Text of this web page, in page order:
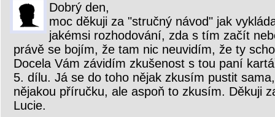
Dobrý den,
moc děkuji za "stručný návod" jak
jakémsi rozhodování, zda s tím začít
právě se bojím, že tam nic neuvidím, že ty
Docela Vám závidím zkušenost s tou paní
5. dílu. Já se do toho nějak zkusím pustit
nějakou příručku, ale aspoň to zkusím. Děkuji
Lucie.